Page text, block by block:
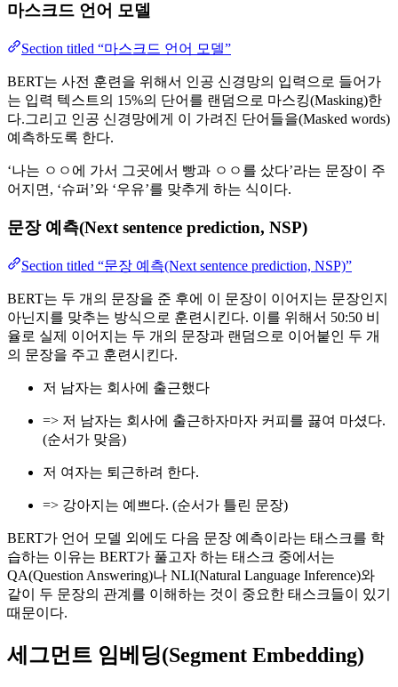
마스크드 언어 모델
Section titled “마스크드 언어 모델”
BERT는 사전 훈련을 위해서 인공 신경망의 입력으로 들어가
는 입력 텍스트의 15%의 단어를 랜덤으로 마스킹(Masking)한
다.그리고 인공 신경망에게 이 가려진 단어들을(Masked words)
예측하도록 한다.
‘나는 ㅇㅇ에 가서 그곳에서 빵과 ㅇㅇ를 샀다’라는 문장이 주
어지면, ‘슈퍼’와 ‘우유’를 맞추게 하는 식이다.
문장 예측(Next sentence prediction, NSP)
Section titled “문장 예측(Next sentence prediction, NSP)”
BERT는 두 개의 문장을 준 후에 이 문장이 이어지는 문장인지
아닌지를 맞추는 방식으로 훈련시킨다. 이를 위해서 50:50 비
율로 실제 이어지는 두 개의 문장과 랜덤으로 이어붙인 두 개
의 문장을 주고 훈련시킨다.
저 남자는 회사에 출근했다
=> 저 남자는 회사에 출근하자마자 커피를 끓여 마셨다.
(순서가 맞음)
저 여자는 퇴근하려 한다.
=> 강아지는 예쁘다. (순서가 틀린 문장)
BERT가 언어 모델 외에도 다음 문장 예측이라는 태스크를 학
습하는 이유는 BERT가 풀고자 하는 태스크 중에서는
QA(Question Answering)나 NLI(Natural Language Inference)와
같이 두 문장의 관계를 이해하는 것이 중요한 태스크들이 있기
때문이다.
세그먼트 임베딩(Segment Embedding)